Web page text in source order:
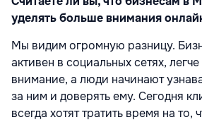
уделять больше внимания
Мы видим огромную разницу.
активен в социальных сетях,
внимание, а люди начинают
за ним и доверять ему. Сегодня
всегда хотят тратить время на то,